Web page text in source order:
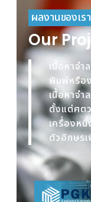
ผลงานของเรา
Our
เนื้อหาจำ
พิมพ์หรือ
เนื้อหาจ
ตั้งแต่ศต
เครื่องห
ตัวอักษร